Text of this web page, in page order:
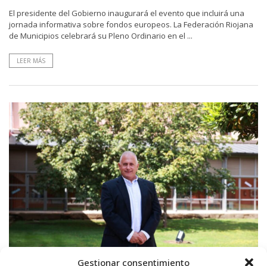
Gestionar consentimiento
El presidente del Gobierno inaugurará el evento que incluirá una
jornada informativa sobre fondos europeos. La Federación Riojana
de Municipios celebrará su Pleno Ordinario en el ...
LEER MÁS